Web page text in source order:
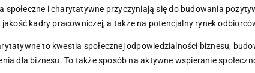
społeczne i charytatywne przyczyniają się do budowania
kadry pracowniczej, a także na potencjalny rynek
to kwestia społecznej odpowiedzialności biznesu,
dla biznesu. To także sposób na aktywne wspieranie